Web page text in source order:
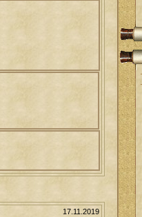
17.11.2019